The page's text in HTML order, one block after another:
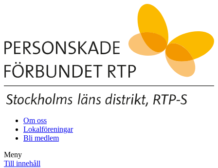
Om oss
Lokalföreningar
Bli medlem
Meny
Till innehåll